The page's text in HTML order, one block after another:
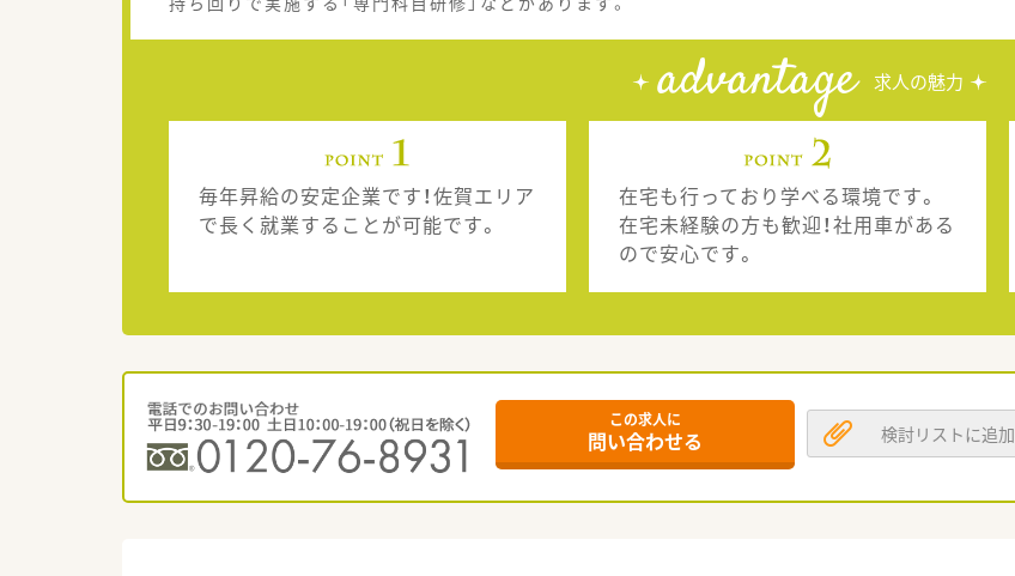
advantage 求人の魅力
毎年昇給の安定企業です！佐賀エリア
で長く就業することが可能です。
在宅も行っており学べる環境です。
在宅未経験の方も歓迎！社用車がある
ので安心です。
この求人に
問い合わせる 検討リストに追加